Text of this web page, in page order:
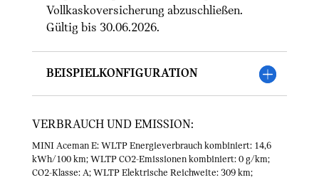
Vollkaskoversicherung abzuschließen.
Gültig bis 30.06.2026.
Beispielkonfiguration
VERBRAUCH UND EMISSION:
MINI Aceman E: WLTP Energieverbrauch kombiniert: 14,6
kWh/100 km; WLTP CO2-Emissionen kombiniert: 0 g/km;
CO2-Klasse: A; WLTP Elektrische Reichweite: 309 km;